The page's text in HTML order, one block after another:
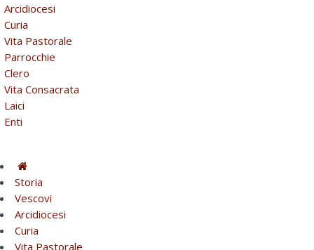
Arcidiocesi
Curia
Vita Pastorale
Parrocchie
Clero
Vita Consacrata
Laici
Enti
Storia
Vescovi
Arcidiocesi
Curia
Vita Pastorale